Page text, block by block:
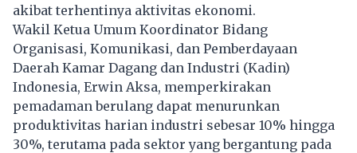
akibat terhentinya aktivitas ekonomi.
Wakil Ketua Umum Koordinator Bidang
Organisasi, Komunikasi, dan Pemberdayaan
Daerah Kamar Dagang dan Industri (Kadin)
Indonesia, Erwin Aksa, memperkirakan
pemadaman berulang dapat menurunkan
produktivitas harian industri sebesar 10% hingga
30%, terutama pada sektor yang bergantung pada